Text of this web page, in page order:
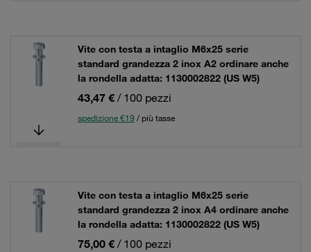
Vite con testa a intaglio M6x25 serie
standard grandezza 2 inox A2 ordinare anche
la rondella adatta: 1130002822 (US W5)
43,47 € / 100 pezzi
spedizione €19 / più tasse
Vite con testa a intaglio M6x25 serie
standard grandezza 2 inox A4 ordinare anche
la rondella adatta: 1130002822 (US W5)
75,00 € / 100 pezzi